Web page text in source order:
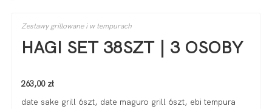
Zestawy grillowane i w tempurach
HAGI SET 38SZT | 3 OSOBY
263,00 zł
date sake grill 6szt, date maguro grill 6szt, ebi tempura